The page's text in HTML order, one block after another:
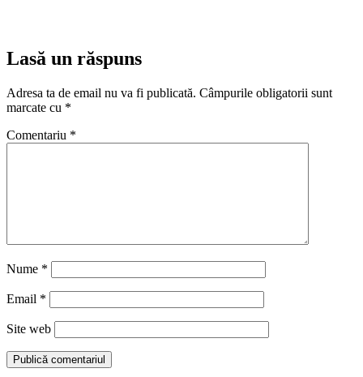
Lasă un răspuns
Adresa ta de email nu va fi publicată. Câmpurile obligatorii sunt
marcate cu *
Comentariu *
Nume *
Email *
Site web